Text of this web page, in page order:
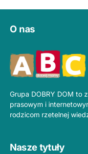
O nas
Grupa DOBRY DOM to
prasowym i
rodzicom rzetelnej
Nasze tytuły